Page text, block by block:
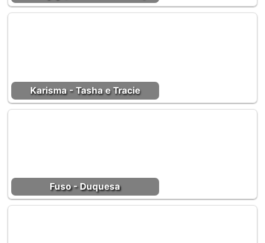
Karisma - Tasha e Tracie
Fuso - Duquesa